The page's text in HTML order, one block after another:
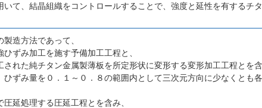
いて、結晶組織をコントロールすることで、強度と延性を有するチ
造方法であって、
ずみ加工を施す予備加工工程と、
れた純チタン金属製薄板を所定形状に変形する変形加工工程とを含
ひずみ量を０．１～０．８の範囲内として三次元方向に少なくとも
圧延処理する圧延工程とを含み、